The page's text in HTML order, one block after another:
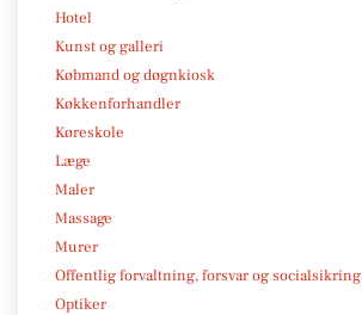
Hotel
Kunst og galleri
Købmand og døgnkiosk
Køkkenforhandler
Køreskole
Læge
Maler
Massage
Murer
Offentlig forvaltning, forsvar og socialsikring
Optiker